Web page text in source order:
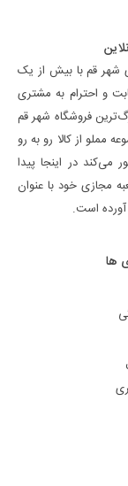
شهر قم با بیش از یک
و احترام به مشتری
فروشگاه شهر قم
مملو از کالا رو به رو
در اینجا پیدا
مجازی خود با عنوان
آورده است.
ها